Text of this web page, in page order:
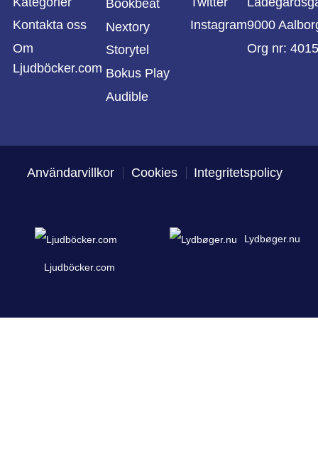
Kontakta oss
Om
Ljudböcker.com
Bookbeat
Nextory
Storytel
Bokus Play
Audible
Instagram9000
Org nr:
Användarvillkor Cookies Integritetspolicy
Ljudböcker.com
Lydbøger.nu